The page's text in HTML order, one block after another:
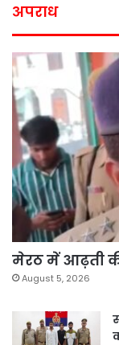
अपराध
मेरठ में आढ़ती
August 5, 2026